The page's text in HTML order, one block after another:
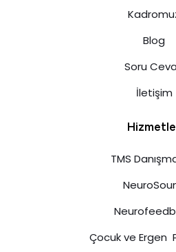
Blog
Soru
İletişim
TMS
Çocuk ve Ergen